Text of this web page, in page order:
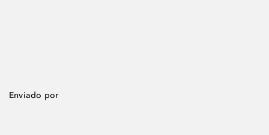
Enviado por